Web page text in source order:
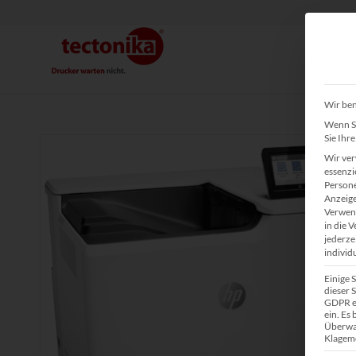
Wir
Wenn
Sie
Wir
in die
Einige
dieser
GDPR
ein. Es